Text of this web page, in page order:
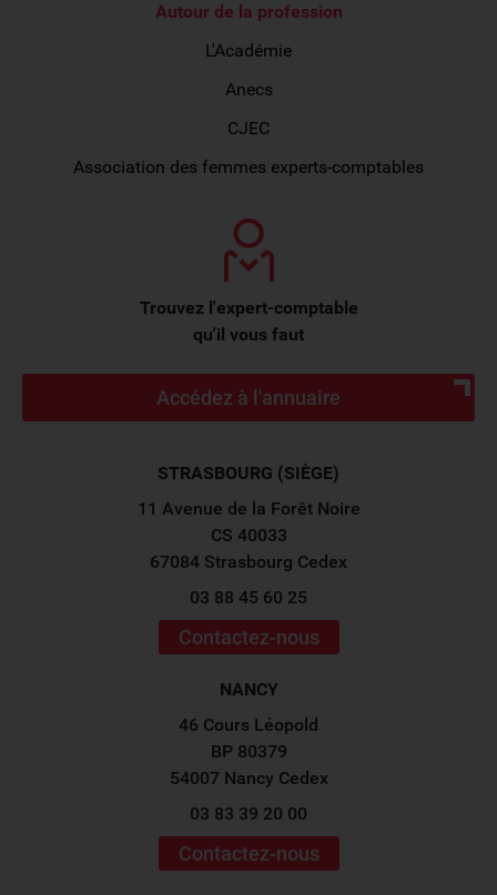
Autour de la profession
L'Académie
Anecs
CJEC
Association des femmes experts-comptables
Trouvez l'expert-comptable
qu'il vous faut
Accédez à l'annuaire
STRASBOURG (SIÈGE)
11 Avenue de la Forêt Noire
CS 40033
67084 Strasbourg Cedex
03 88 45 60 25
Contactez-nous
NANCY
46 Cours Léopold
BP 80379
54007 Nancy Cedex
03 83 39 20 00
Contactez-nous